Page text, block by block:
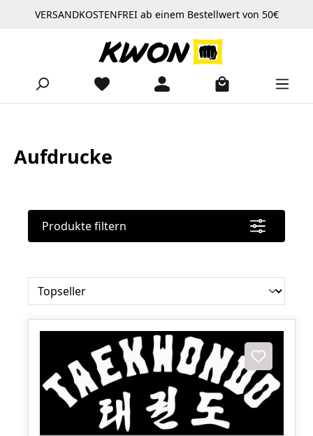
Zum Hauptinhalt springen
VERSANDKOSTENFREI ab einem Bestellwert von 50€
Aufdrucke
Produkte filtern